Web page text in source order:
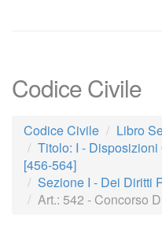
Codice Civile
Codice Civile
Libro
Titolo: I -
[456-564]
Sezione I - Dei Diritti
Art.: 542 - Concorso